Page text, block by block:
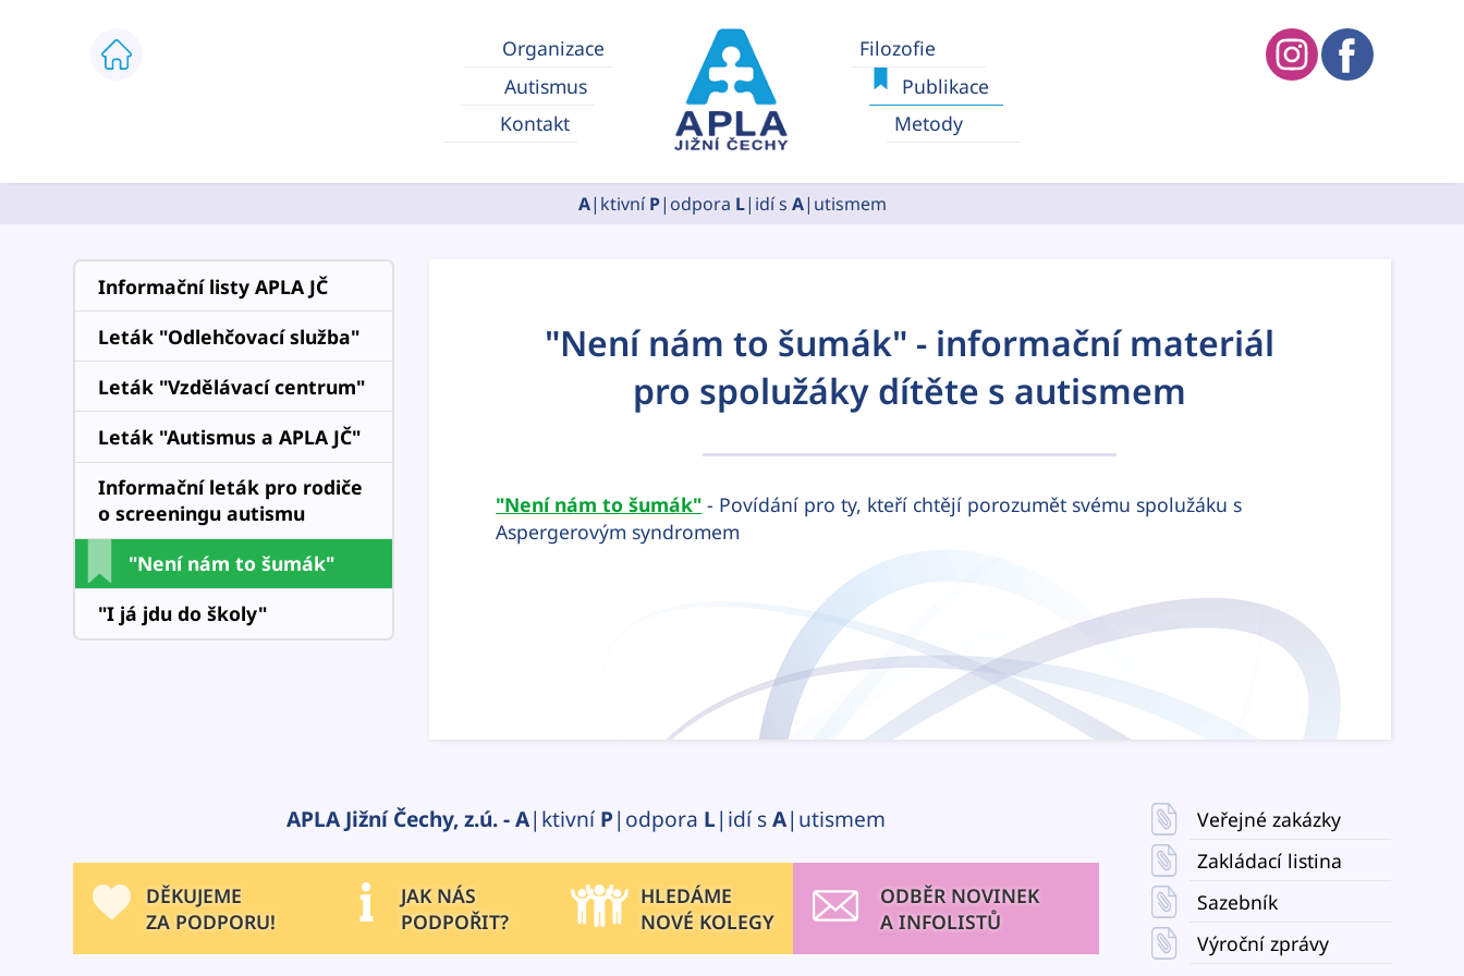
Organizace
Autismus
Kontakt
Filozofie
Publikace
Metody
A|ktivní P|odpora L|idí s A|utismem
Informační listy APLA JČ
Leták "Odlehčovací služba"
Leták "Vzdělávací centrum"
Leták "Autismus a APLA JČ"
Informační leták pro rodiče
o screeningu autismu
"Není nám to šumák"
"I já jdu do školy"
"Není nám to šumák" - informační materiál
pro spolužáky dítěte s autismem
"Není nám to šumák" - Povídání pro ty, kteří chtějí porozumět svému spolužáku s
Aspergerovým syndromem
APLA Jižní Čechy, z.ú. -A|ktivníP|odpora L|idí sA|utismem
DĚKUJEME
ZA PODPORU!
JAK NÁS
PODPOŘIT?
HLEDÁME
NOVÉ KOLEGY
ODBĚR NOVINEK
A INFOLISTŮ
Veřejné zakázky
Zakládací listina
Sazebník
Výroční zprávy